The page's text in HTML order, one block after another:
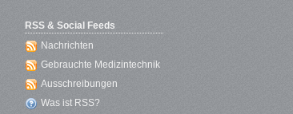
RSS & Social Feeds
Nachrichten
Gebrauchte Medizintechnik
Ausschreibungen
Was ist RSS?